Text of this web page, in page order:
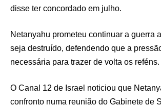
disse ter concordado em julho.
Netanyahu prometeu continuar a guerra
seja destruído, defendendo que a
necessária para trazer de volta os reféns.
O Canal 12 de Israel noticiou que
confronto numa reunião do Gabinete de